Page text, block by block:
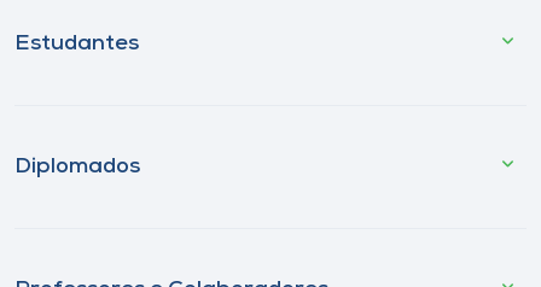
Estudantes
Diplomados